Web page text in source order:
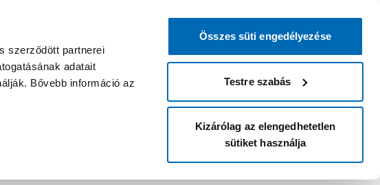
szerződött partnerei
adatait
Bővebb információ az
Összes süti engedélyezése
Testre szabás
Kizárólag az elengedhetetlen
sütiket használja